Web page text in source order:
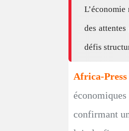
des
défis
Africa-
confirmant